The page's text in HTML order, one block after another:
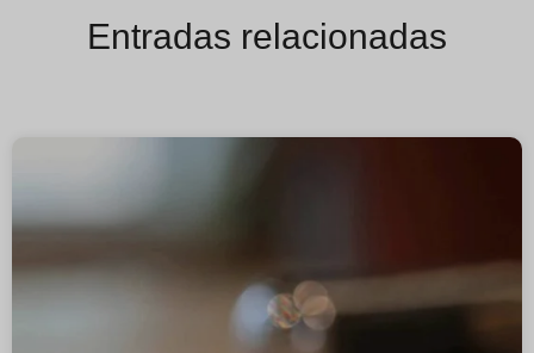
Entradas relacionadas